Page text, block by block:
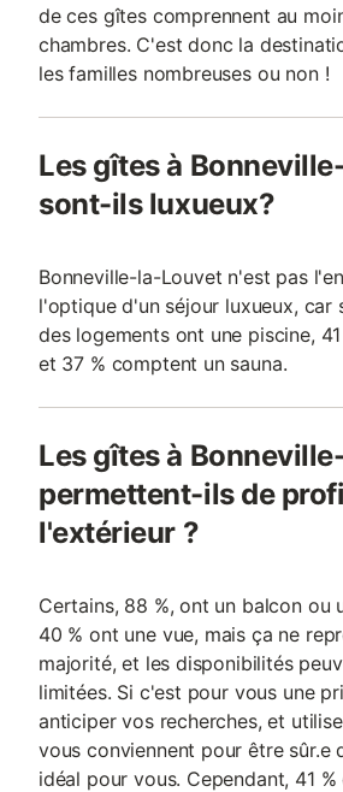
de ces gîtes comprennent au
chambres. C'est donc la
les familles nombreuses ou non !
Les gîtes à
sont-ils luxueux?
Bonneville-la-Louvet n'est pas
l'optique d'un séjour luxueux, car
des logements ont une piscine,
et 37 % comptent un sauna.
Les gîtes à
permettent-ils de
l'extérieur ?
Certains, 88 %, ont un balcon ou
40 % ont une vue, mais ça ne
majorité, et les disponibilités
limitées. Si c'est pour vous une
anticiper vos recherches, et
vous conviennent pour être sûr.e
idéal pour vous. Cependant, 41